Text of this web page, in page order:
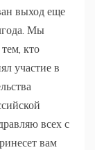
выход еще
Мы
кто
участие в
всех с
вам